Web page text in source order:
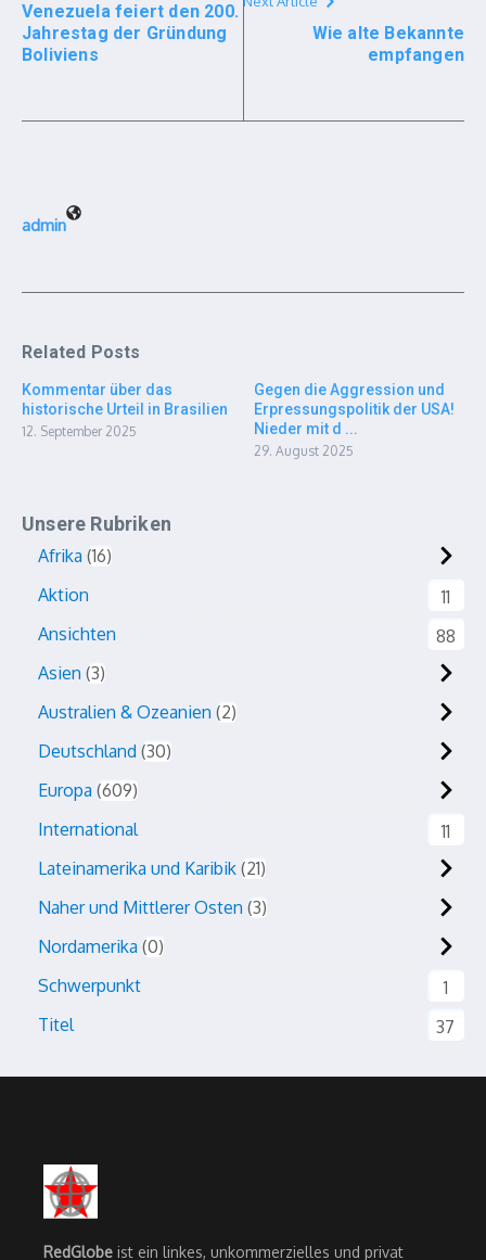
Venezuela feiert den 200.
Jahrestag der Gründung
Boliviens
Wie alte Bekannte
empfangen
admin
Related Posts
Kommentar über das
historische Urteil in Brasilien
12. September 2025
Gegen die Aggression und
Erpressungspolitik der USA!
Nieder mit d ...
29. August 2025
Unsere Rubriken
Afrika 16
Aktion
11
Ansichten
88
Asien 3
Australien & Ozeanien 2
Deutschland 30
Europa 609
International
11
Lateinamerika und Karibik 21
Naher und Mittlerer Osten 3
Nordamerika 0
Schwerpunkt
1
Titel
37
RedGlobe ist ein linkes, unkommerzielles und privat